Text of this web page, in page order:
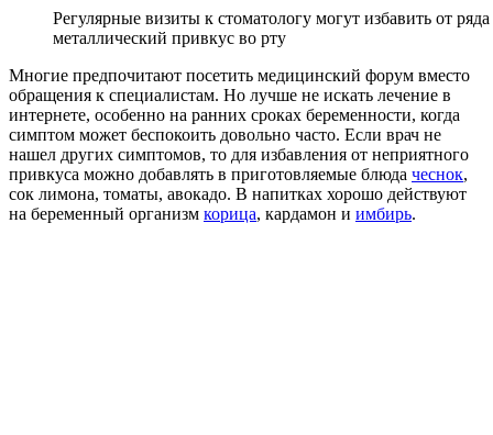
Регулярные визиты к стоматологу могут избавить от
металлический привкус во рту
Многие предпочитают посетить медицинский форум вместо
обращения к специалистам. Но лучше не искать лечение в
интернете, особенно на ранних сроках беременности, когда
симптом может беспокоить довольно часто. Если врач не
нашел других симптомов, то для избавления от неприятного
привкуса можно добавлять в приготовляемые блюда чеснок,
сок лимона, томаты, авокадо. В напитках хорошо действуют
на беременный организм корица, кардамон и имбирь.